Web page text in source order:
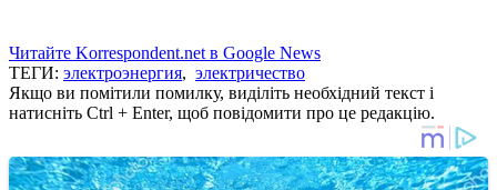
Читайте Korrespondent.net в Google News
ТЕГИ: электроэнергия, электричество
Якщо ви помітили помилку, виділіть необхідний текст і
натисніть Ctrl + Enter, щоб повідомити про це редакцію.